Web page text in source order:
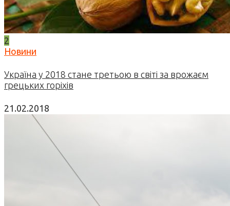
2
Новини
Україна у 2018 стане третьою в світі за врожаєм
грецьких горіхів
21.02.2018